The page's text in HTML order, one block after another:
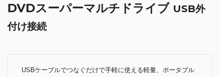
DVDスーパーマルチドライブ USB外
付け接続
USBケーブルでつなぐだけで手軽に使える軽量、ポータブル